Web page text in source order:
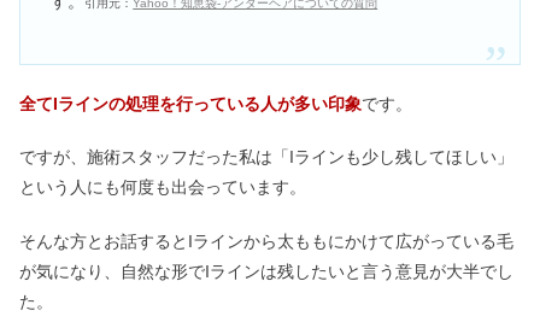
引用元： Yahoo！知恵袋-アンダーヘアについての質問
全てIラインの処理を行っている人が多い印象です。
ですが、施術スタッフだった私は「Iラインも少し残してほしい」
という人にも何度も出会っています。
そんな方とお話するとIラインから太ももにかけて広がっている毛
が気になり、自然な形でIラインは残したいと言う意見が大半でし
た。